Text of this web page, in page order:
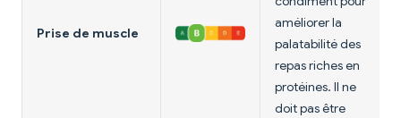
Prise de muscle
améliorer la
palatabilité des
repas riches en
protéines. Il ne
doit pas être